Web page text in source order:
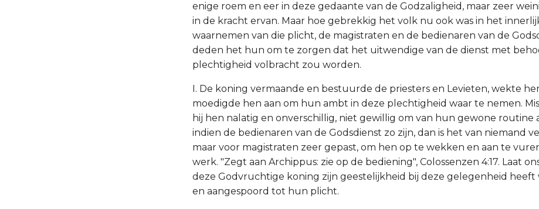
enige roem en eer in deze gedaante van de Godzaligheid, maar zeer
in de kracht ervan. Maar hoe gebrekkig het volk nu ook was in het
waarnemen van die plicht, de magistraten en de bedienaren van de
deden het hun om te zorgen dat het uitwendige van de dienst met
plechtigheid volbracht zou worden.
I. De koning vermaande en bestuurde de priesters en Levieten, wekte
moedigde hen aan om hun ambt in deze plechtigheid waar te nemen.
hij hen nalatig en onverschillig, niet gewillig om van hun gewone routine
indien de bedienaren van de Godsdienst zo zijn, dan is het van niemand
maar voor magistraten zeer gepast, om hen op te wekken en aan te
werk. "Zegt aan Archippus: zie op de bediening", Colossenzen 4:17. Laat
deze Godvruchtige koning zijn geestelijkheid bij deze gelegenheid heeft
en aangespoord tot hun plicht.